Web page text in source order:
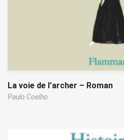
La voie de l’archer – Roman
Paulo Coelho